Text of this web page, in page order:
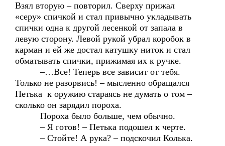
Взял вторую – повторил. Сверху прижал
«серу» спичкой и стал привычно укладывать
спички одна к другой лесенкой от запала в
левую сторону. Левой рукой убрал коробок в
карман и ей же достал катушку ниток и стал
обматывать спички, прижимая их к ручке.
–…Все! Теперь все зависит от тебя.
Только не разорвись! – мысленно обращался
Петька к оружию стараясь не думать о том –
сколько он зарядил пороха.
Пороха было больше, чем обычно.
– Я готов! – Петька подошел к черте.
– Стойте! А рука? – подскочил Колька.